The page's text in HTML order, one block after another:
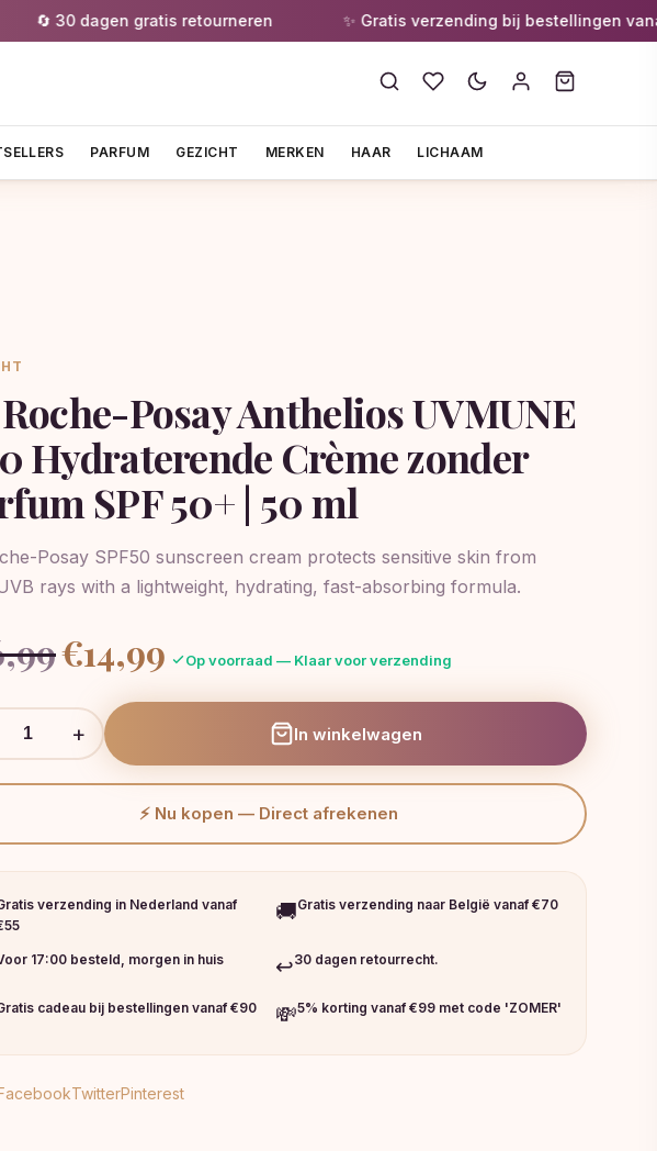
🔄 30 dagen gratis retourneren ✨ Gratis verzending bij bestellingen vanaf
PARFUM GEZICHT MERKEN HAAR LICHAAM
Posay Anthelios UVMUNE
Hydraterende Crème zonder
SPF 50+ | 50 ml
Posay SPF50 sunscreen cream protects sensitive skin from
rays with a lightweight, hydrating, fast-absorbing formula.
Oorspronkelijke
prijs
€16,99.
€14,99 prijsOp voorraad — Klaar voor verzending
+ In winkelwagen
⚡ Nu kopen — Direct afrekenen
verzending in Nederland vanaf
🚚Gratis verzending naar België vanaf €70
17:00 besteld, morgen in huis ↩️30 dagen retourrecht.
cadeau bij bestellingen vanaf €90 💸5% korting vanaf €99 met code 'ZOMER'
TwitterPinterest